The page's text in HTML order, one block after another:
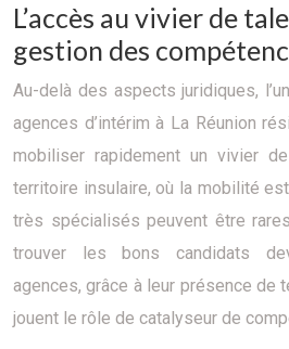
L’accès au vivier de
gestion des
Au-delà des aspects juridiques,
agences d’intérim à La Réunion
mobiliser rapidement un vivier
territoire insulaire, où la mobilité
très spécialisés peuvent être
trouver les bons candidats
agences, grâce à leur présence de
jouent le rôle de catalyseur de